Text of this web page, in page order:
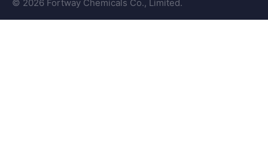
© 2026 Fortway Chemicals Co., Limited.